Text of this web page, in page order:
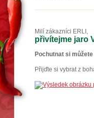
Milí zákazníci ERLI,
přivítejme jaro
Pochutnat si
Přijďte si vybrat z